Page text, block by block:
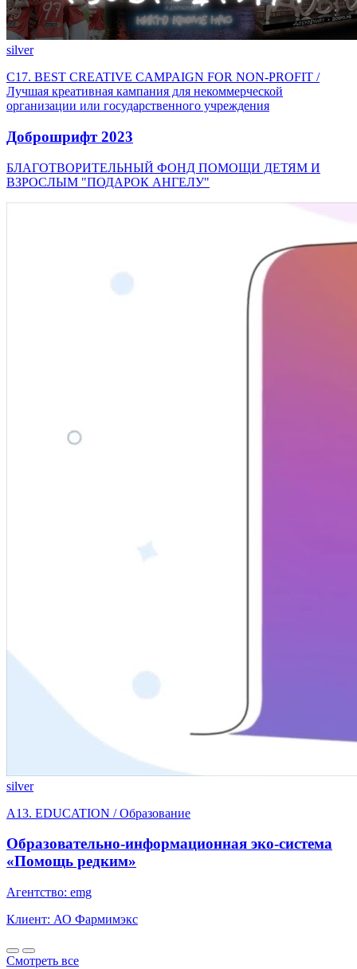
silver
C17. BEST CREATIVE CAMPAIGN FOR NON-PROFIT /
Лучшая креативная кампания для некоммерческой
организации или государственного учреждения
Доброшрифт 2023
БЛАГОТВОРИТЕЛЬНЫЙ ФОНД ПОМОЩИ ДЕТЯМ И
ВЗРОСЛЫМ "ПОДАРОК АНГЕЛУ"
silver
A13. EDUCATION / Образование
Образовательно-информационная эко-система
«Помощь редким»
Агентство: emg
Клиент: АО Фармимэкс
Смотреть все